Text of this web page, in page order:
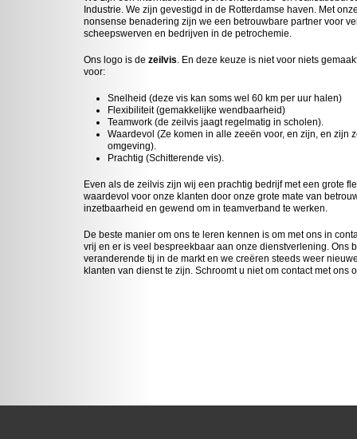
Industrie. We zijn gevestigd in de Rotterdamse haven. Met
nonsense benadering zijn we een betrouwbare partner voor
scheepswerven en bedrijven in de petrochemie.
Ons logo is de zeilvis. En deze keuze is niet voor niets
voor:
Snelheid (deze vis kan soms wel 60 km per uur halen)
Flexibiliteit (gemakkelijke wendbaarheid)
Teamwork (de zeilvis jaagt regelmatig in scholen).
Waardevol (Ze komen in alle zeeën voor, en zijn, en zijn
omgeving).
Prachtig (Schitterende vis).
Even als de zeilvis zijn wij een prachtig bedrijf met een grote
waardevol voor onze klanten door onze grote mate van
inzetbaarheid en gewend om in teamverband te werken.
De beste manier om ons te leren kennen is om met ons in
vrij en er is veel bespreekbaar aan onze dienstverlening. Ons
veranderende tij in de markt en we creëren steeds weer
klanten van dienst te zijn. Schroomt u niet om contact met ons